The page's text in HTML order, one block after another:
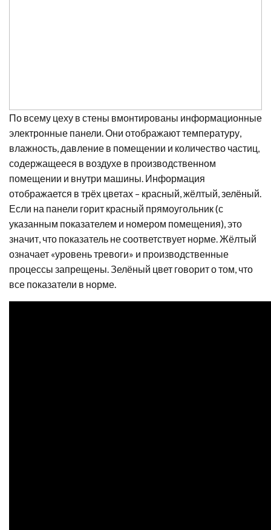
По всему цеху в стены вмонтированы информационные
электронные панели. Они отображают температуру,
влажность, давление в помещении и количество частиц,
содержащееся в воздухе в производственном
помещении и внутри машины. Информация
отображается в трёх цветах – красный, жёлтый, зелёный.
Если на панели горит красный прямоугольник (с
указанным показателем и номером помещения), это
значит, что показатель не соответствует норме. Жёлтый
означает «уровень тревоги» и производственные
процессы запрещены. Зелёный цвет говорит о том, что
все показатели в норме.